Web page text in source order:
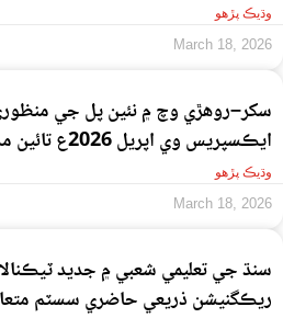
وڌيڪ پڙهو
March 18, 2026
سکر–روهڙي وچ ۾ نئين پل جي
ايڪسپريس وي اپريل 2026ع تائين مڪمل ڪرڻ جي هدايت
وڌيڪ پڙهو
March 18, 2026
سنڌ جي تعليمي شعبي ۾ جديد
ريڪگنيشن ذريعي حاضري سسٽم